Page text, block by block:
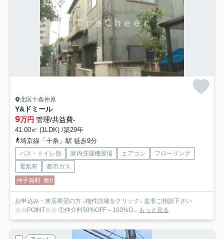
北区十条仲原
Y&ドミール
9万円 管理/共益費-
41.00㎡ (1LDK) /築29年
埼京線「十条」駅 徒歩9分
バス・トイレ別 室内洗濯機置場 エアコン
フローリング
電気有
都市ガス
仲手無料 敷0
お申込み・来店希望の方 ↓物件詳細をクリック↓ 是非ご相談下さい
☆☆POINT☆☆ ①仲介料50%OFF～100%O... もっと見る